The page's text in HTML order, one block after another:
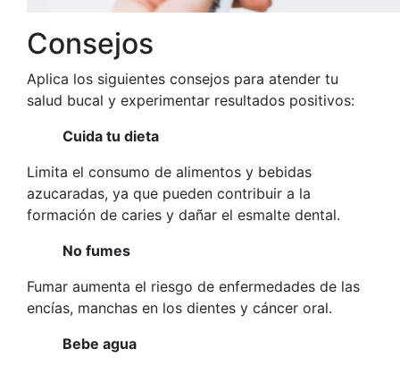
Consejos
Aplica los siguientes consejos para atender tu
salud bucal y experimentar resultados positivos:
Cuida tu dieta
Limita el consumo de alimentos y bebidas
azucaradas, ya que pueden contribuir a la
formación de caries y dañar el esmalte dental.
No fumes
Fumar aumenta el riesgo de enfermedades de las
encías, manchas en los dientes y cáncer oral.
Bebe agua